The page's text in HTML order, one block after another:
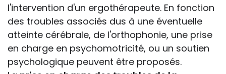
l'intervention d'un ergothérapeute. En fonction
des troubles associés dus à une éventuelle
atteinte cérébrale, de l'orthophonie, une prise
en charge en psychomotricité, ou un soutien
psychologique peuvent être proposés.